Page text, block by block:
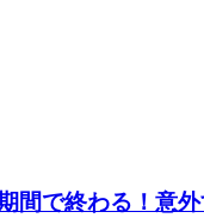
間で終わる！意